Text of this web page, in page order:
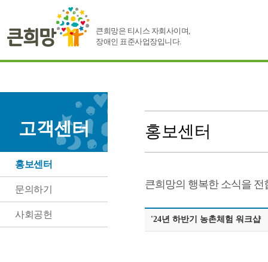
큰희망은 티시스 자회사이며,
장애인 표준사업장입니다.
고객센터
홍보센터
문의하기
사회공헌
홍보센터
큰희망의 행복한 소식을 전
'24년 하반기 농촌체험 워크샵